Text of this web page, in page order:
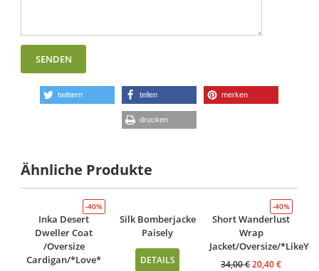
twittern teilen merken
drucken
Ähnliche Produkte
-40%
Inka Desert
Dweller Coat
/Oversize
Cardigan/*Love*
Silk Bomberjacke
Paisely
DETAILS
-40%
Short Wanderlust
Wrap
Jacket/Oversize/
34,00€20,40€